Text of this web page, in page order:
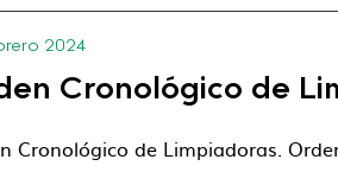
2024
Cronológico de
Cronológico de Limpiadoras.